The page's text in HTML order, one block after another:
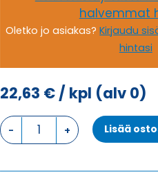
halvemmat
Oletko jo asiakas?Kirjaudu
hintasi
22,63 €/ kpl (alv 0)
KANSI
KANSI
Lisää